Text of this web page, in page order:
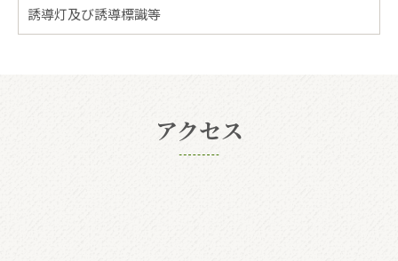
誘導灯及び誘導標識等
アクセス